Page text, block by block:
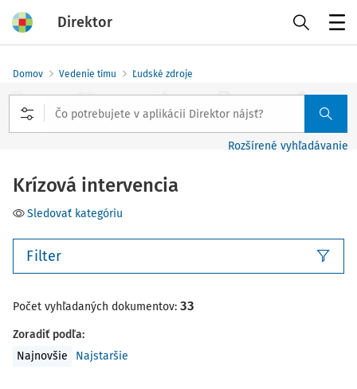
Direktor
Domov Vedenie tímu Ľudské zdroje
Rozšírené vyhľadávanie
Krízová intervencia
Sledovať kategóriu
Filter
Počet vyhľadaných dokumentov: 33
Zoradiť podľa:
Najnovšie
Najstaršie